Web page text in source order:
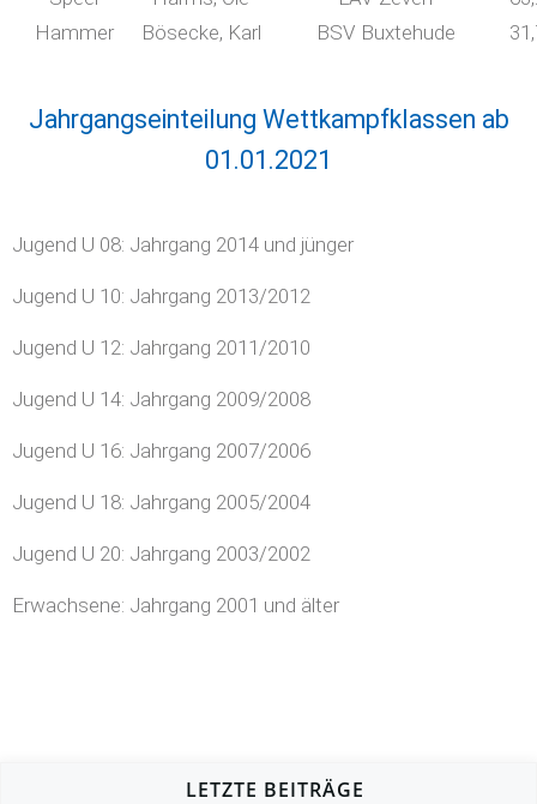
Hammer
Bösecke, Karl BSV Buxtehude
Jahrgangseinteilung Wettkampfklassen ab
01.01.2021
Jugend U 08: Jahrgang 2014 und jünger
Jugend U 10: Jahrgang 2013/2012
Jugend U 12: Jahrgang 2011/2010
Jugend U 14: Jahrgang 2009/2008
Jugend U 16: Jahrgang 2007/2006
Jugend U 18: Jahrgang 2005/2004
Jugend U 20: Jahrgang 2003/2002
Erwachsene: Jahrgang 2001 und älter
LETZTE BEITRÄGE